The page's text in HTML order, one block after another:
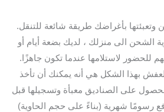
وتعبئتها بأغراضك طريقة شائعة للتنقل.
الشحن الى منزلك ، لديك بضعة أيام أو
للحضور لاستلامها عندما تكون جاهزًا.
بهذا الشكل هي أنه يمكنك أن تأخذ
على الصناديق معبأة وتسجيلها قبل
رسومًا شهرية (بناءً على حجم الحاوية)